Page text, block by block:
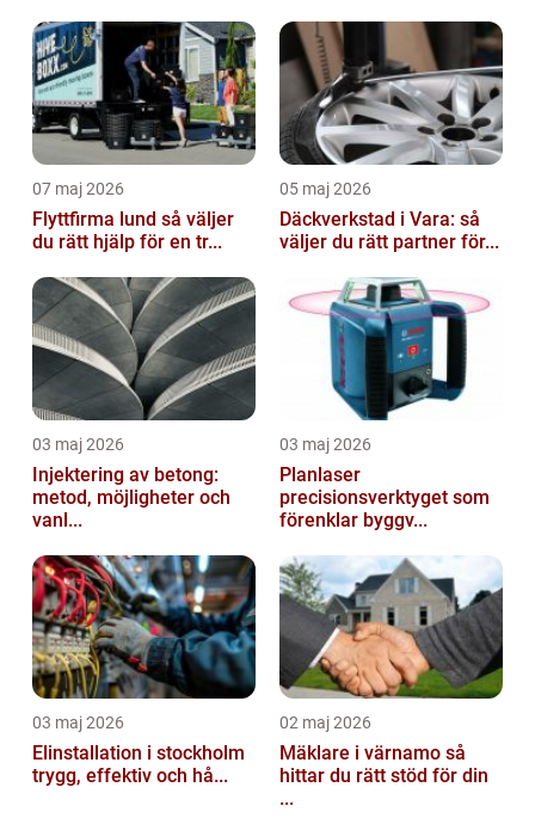
07 maj 2026
Flyttfirma lund så väljer
du rätt hjälp för en tr...
05 maj 2026
Däckverkstad i Vara: så
väljer du rätt partner för...
03 maj 2026
Injektering av betong:
metod, möjligheter och
vanl...
03 maj 2026
Planlaser
precisionsverktyget som
förenklar byggv...
03 maj 2026
Elinstallation i stockholm
trygg, effektiv och hå...
02 maj 2026
Mäklare i värnamo så
hittar du rätt stöd för din
...